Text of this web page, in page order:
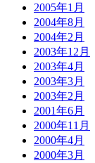
2005年1月
2004年8月
2004年2月
2003年12月
2003年4月
2003年3月
2003年2月
2001年6月
2000年11月
2000年4月
2000年3月